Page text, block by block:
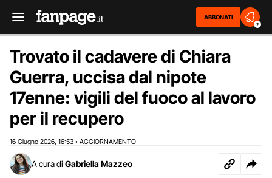
ABBONATI
2
Trovato il cadavere di Chiara
Guerra, uccisa dal nipote
17enne: vigili del fuoco al lavoro
per il recupero
16 Giugno 2026 16:53 • AGGIORNAMENTO
A cura di Gabriella Mazzeo